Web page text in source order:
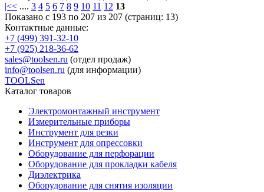
|<< .... 3 4 5 6 7 8 9 10 11 12 13
Показано с 193 по 207 из 207 (страниц: 13)
Контактные данные:
+7 (499) 391-32-10
+7 (925) 218-36-62
sales@toolsen.ru (отдел продаж)
info@toolsen.ru (для информации)
TOOLSen
Каталог товаров
Электромонтажный инструмент
Измерительные приборы
Инструмент для резки
Инструмент для опрессовки
Оборудование для перфорации
Оборудование для прокладки кабеля
Диэлектрика
Оборудование для снятия изоляции